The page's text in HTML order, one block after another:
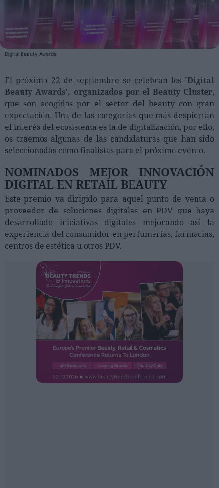
Moda y Lujo
Lanzamientos
Proveedores
Estética
Perfumería
Salud
Moda
Lujo
Eventos
Ferias sectoriales
Formaciones destacadas
Opinión
Registrarse
INICIAR SESIÓN
EN
Digital Beauty Awards
El próximo 22 de septiembre se celebran los 'Digital
Beauty Awards', organizados por el Beauty Cluster,
que son acogidos por el sector del beauty con gran
expectación. Una de las categorías que más despiertan
el interés del ecosistema es la de digitalización, por ello,
os traemos algunas de las candidaturas que han sido
seleccionadas como finalistas para el próximo evento.
NOMINADOS MEJOR INNOVACIÓN
DIGITAL EN RETAIL BEAUTY
Este premio va dirigido para aquel punto de venta o
proveedor de soluciones digitales en PDV que haya
desarrollado iniciativas digitales mejorando así la
experiencia del consumidor en perfumerías, farmacias,
centros de estética u otros PDV.